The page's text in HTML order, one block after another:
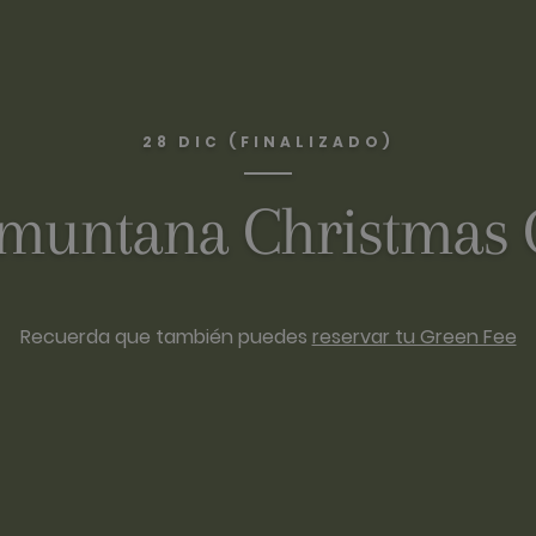
28 DIC (FINALIZADO)
Christmas
Recuerda que también puedes reservar tu Green Fee